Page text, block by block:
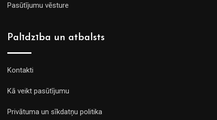
Pasūtījumu vēsture
Palīdzība un atbalsts
Kontakti
Kā veikt pasūtījumu
Privātuma un sīkdatņu politika